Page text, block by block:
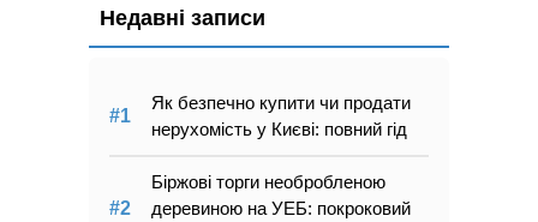
Недавні записи
Як безпечно купити чи продати
нерухомість у Києві: повний гід
Біржові торги необробленою
деревиною на УЕБ: покроковий